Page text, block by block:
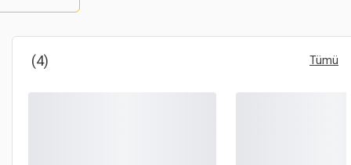
(4) Tümü